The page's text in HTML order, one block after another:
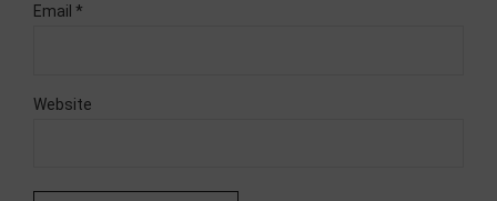
Email *
Website